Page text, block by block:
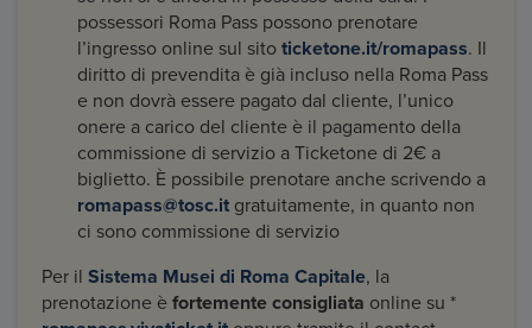
possessori Roma Pass possono prenotare
l’ingresso online sul sito ticketone.it/romapass. Il
diritto di prevendita è già incluso nella Roma Pass
e non dovrà essere pagato dal cliente, l’unico
onere a carico del cliente è il pagamento della
commissione di servizio a Ticketone di 2€ a
biglietto. È possibile prenotare anche scrivendo a
romapass@tosc.it gratuitamente, in quanto non
ci sono commissione di servizio
Per il Sistema Musei di Roma Capitale, la
prenotazione è fortemente consigliata online su *